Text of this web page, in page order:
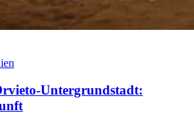
Untergrundstadt: